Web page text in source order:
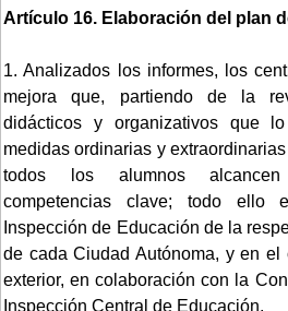
Artículo 16. Elaboración del plan
1. Analizados los informes, los
mejora que, partiendo de la
didácticos y organizativos que
medidas ordinarias y
todos los alumnos alcancen
competencias clave; todo ello
Inspección de Educación de la
de cada Ciudad Autónoma, y en el
exterior, en colaboración con la
Inspección Central de Educación.